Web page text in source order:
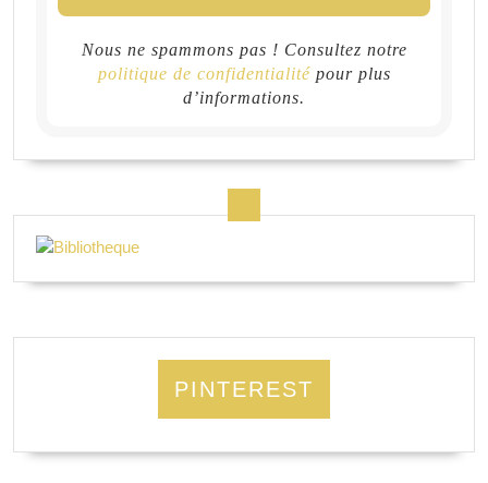
Nous ne spammons pas ! Consultez notre
politique de confidentialitépour plus
d’informations.
PINTEREST